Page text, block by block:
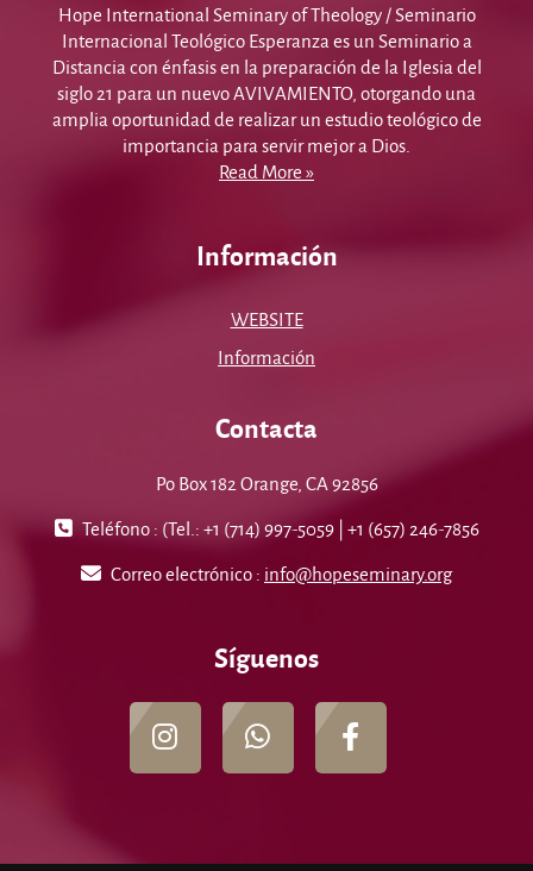
Hope International Seminary of Theology / Seminario
Internacional Teológico Esperanza es un Seminario a
Distancia con énfasis en la preparación de la Iglesia del
siglo 21 para un nuevo AVIVAMIENTO, otorgando una
amplia oportunidad de realizar un estudio teológico de
importancia para servir mejor a Dios.
Read More »
Información
WEBSITE
Información
Contacta
Po Box 182 Orange, CA 92856
Teléfono : (Tel.: +1 (714) 997-5059 | +1 (657) 246-7856
Correo electrónico : info@hopeseminary.org
Síguenos